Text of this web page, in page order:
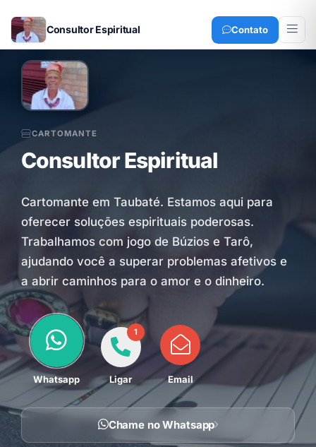
Consultor Espiritual Contato
CARTOMANTE
Consultor Espiritual
Cartomante em Taubaté. Estamos aqui para
oferecer soluções espirituais poderosas.
Trabalhamos com jogo de Búzios e Tarô,
ajudando você a superar problemas afetivos e
a abrir caminhos para o amor e o dinheiro.
Whatsapp
1
Ligar Email
Chame no Whatsapp